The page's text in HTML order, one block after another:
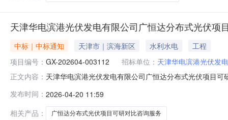
天津华电滨港光伏发电有限公司广恒达分布式光伏项
中标｜中标通知 天津市｜滨海新区 水利水电
工程
项目编号： GX-202604-003112 招标单位： 天津华电滨港光伏发
正文内容： 天津华电滨港光伏发电有限公司广恒达分布式光伏项目
商：鼎正建筑设计有限公司八、采购清单序号采购人物
研对比咨询服务6%鼎正建
发布时间： 2026-04-20 11:59
相关产品：
广恒达分布式光伏项目可研对比咨询服务